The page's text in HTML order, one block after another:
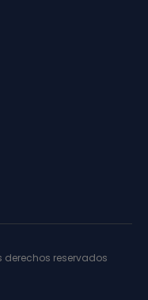
derechos reservados